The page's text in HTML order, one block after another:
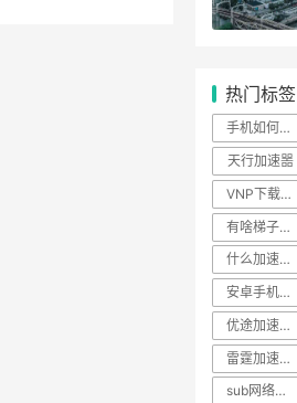
热门标签
手机如何挂梯子上外网
天行加速噐
VNP下载百度网盘
有啥梯子好用
什么加速器能用ins
安卓手机怎么上外网
优途加速器首页
雷霆加速器网址
sub网络加速